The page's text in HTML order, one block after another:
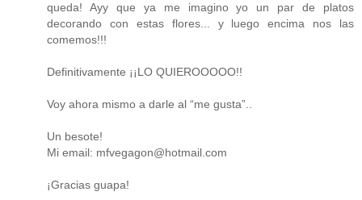
queda! Ayy que ya me imagino yo un par de platos
decorando con estas flores... y luego encima nos las
comemos!!!
Definitivamente ¡¡LO QUIEROOOOO!!
Voy ahora mismo a darle al “me gusta”..
Un besote!
Mi email: mfvegagon@hotmail.com
¡Gracias guapa!